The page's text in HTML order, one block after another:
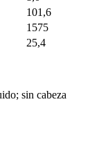
101,6
1575
25,4
sin cabeza